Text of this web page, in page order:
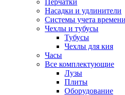
Перчатки
Насадки и удлинители
Системы учета времени
Чехлы и тубусы
Тубусы
Чехлы для кия
Часы
Все комплектующие
Лузы
Плиты
Оборудование